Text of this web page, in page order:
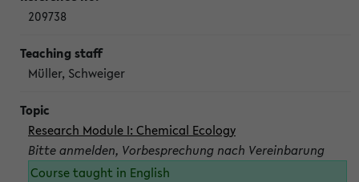
209738
Müller, Schweiger
Research Module I: Chemical Ecology
Bitte anmelden, Vorbesprechung nach Vereinbarung
Course taught in English